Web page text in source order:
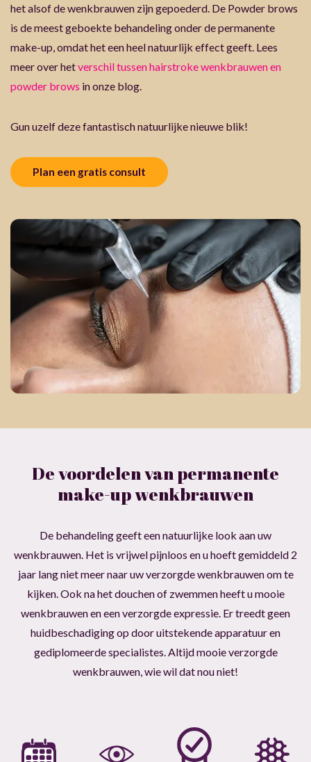
het alsof de wenkbrauwen zijn gepoederd. De Powder brows
is de meest geboekte behandeling onder de permanente
make-up, omdat het een heel natuurlijk effect geeft. Lees
meer over hetverschil tussen hairstroke wenkbrauwen en
powder brows in onze blog.
Gun uzelf deze fantastisch natuurlijke nieuwe blik!
Plan een gratis consult
De voordelen van permanente
make-up wenkbrauwen
De behandeling geeft een natuurlijke look aan uw
wenkbrauwen. Het is vrijwel pijnloos en u hoeft gemiddeld 2
jaar lang niet meer naar uw verzorgde wenkbrauwen om te
kijken. Ook na het douchen of zwemmen heeft u mooie
wenkbrauwen en een verzorgde expressie. Er treedt geen
huidbeschadiging op door uitstekende apparatuur en
gediplomeerde specialistes. Altijd mooie verzorgde
wenkbrauwen, wie wil dat nou niet!